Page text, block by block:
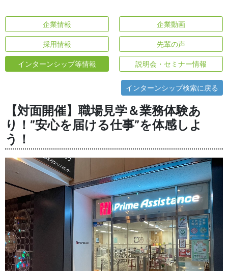
企業情報 企業動画
採用情報 先輩の声
インターンシップ等情報 説明会・セミナー情報
インターンシップ検索に戻る
【対面開催】職場見学＆業務体験あ
り！”安心を届ける仕事”を体感しよ
う！